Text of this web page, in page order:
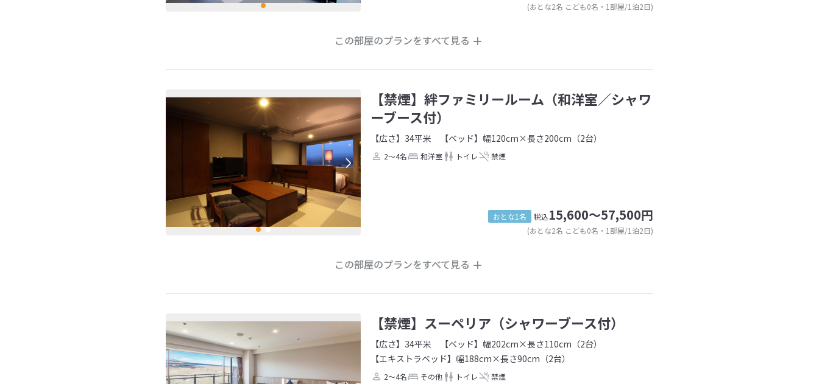
(おとな2名 こども0名・1部屋/1泊2日)
この部屋のプランをすべて見る
【禁煙】絆ファミリールーム（和洋室／シャワ
ーブース付）
【広さ】34平米 【ベッド】幅120cm×長さ200cm（2台）
2～4名 和洋室 トイレ 禁煙
おとな1名 税込15,600～57,500円
(おとな2名 こども0名・1部屋/1泊2日)
この部屋のプランをすべて見る
【禁煙】スーペリア（シャワーブース付）
【広さ】34平米
【ベッド】幅202cm×長さ110cm（2台）
【エキストラベッド】幅188cm×長さ90cm（2台）
2～4名 その他 トイレ 禁煙